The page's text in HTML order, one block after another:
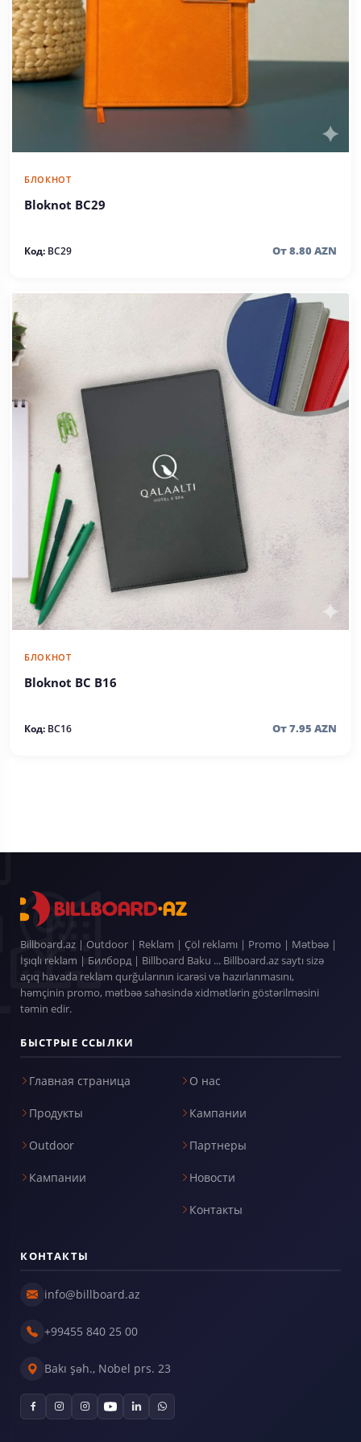
БЛОКНОТ
Bloknot BC29
Код: BC29 От 8.80 AZN
БЛОКНОТ
Bloknot BC B16
Код: BC16 От 7.95 AZN
Billboard.az | Outdoor | Reklam | Çöl reklamı | Promo | Mətbəə |
İşıqlı reklam | Билборд | Billboard Baku ... Billboard.az saytı sizə
açıq havada reklam qurğularının icarəsi və hazırlanmasını,
həmçinin promo, mətbəə sahəsində xidmətlərin göstərilməsini
təmin edir.
БЫСТРЫЕ ССЫЛКИ
Главная страница
Продукты
Outdoor
Кампании
О нас
Кампании
Партнеры
Новости
Контакты
КОНТАКТЫ
info@billboard.az
+99455 840 25 00
Bakı şəh., Nobel prs. 23